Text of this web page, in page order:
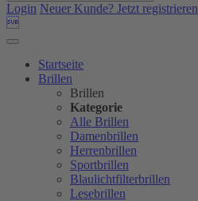
Login Neuer Kunde? Jetzt registrieren

Startseite
Brillen
Brillen
Kategorie
Alle Brillen
Damenbrillen
Herrenbrillen
Sportbrillen
Blaulichtfilterbrillen
Lesebrillen